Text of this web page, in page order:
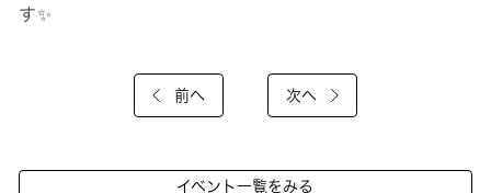
す✨
前へ 次へ
イベント一覧をみる